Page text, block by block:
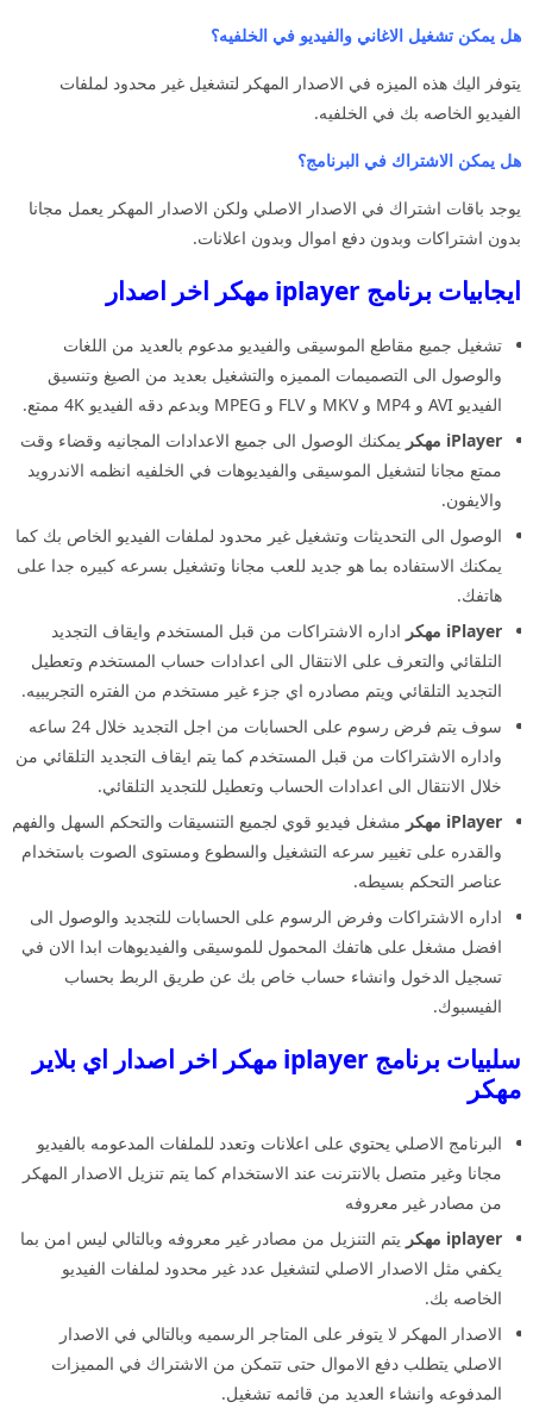
هل يمكن تشغيل الاغاني والفيديو في الخلفيه؟
يتوفر اليك هذه الميزه في الاصدار المهكر لتشغيل غير محدود لملفات
الفيديو الخاصه بك في الخلفيه.
هل يمكن الاشتراك في البرنامج؟
يوجد باقات اشتراك في الاصدار الاصلي ولكن الاصدار المهكر يعمل مجانا
بدون اشتراكات وبدون دفع اموال وبدون اعلانات.
ايجابيات برنامج iplayer مهكر اخر اصدار
تشغيل جميع مقاطع الموسيقى والفيديو مدعوم بالعديد من اللغات
والوصول الى التصميمات المميزه والتشغيل بعديد من الصيغ وتنسيق
الفيديو AVI و MP4 و MKV و FLV و MPEG وبدعم دقه الفيديو 4K ممتع.
iPlayer مهكر
يمكنك الوصول الى جميع الاعدادات المجانيه وقضاء وقت
ممتع مجانا لتشغيل الموسيقى والفيديوهات في الخلفيه انظمه الاندرويد
والايفون.
الوصول الى التحديثات وتشغيل غير محدود لملفات الفيديو الخاص بك كما
يمكنك الاستفاده بما هو جديد للعب مجانا وتشغيل بسرعه كبيره جدا على
هاتفك.
iPlayer مهكر
اداره الاشتراكات من قبل المستخدم وايقاف التجديد
التلقائي والتعرف على الانتقال الى اعدادات حساب المستخدم وتعطيل
التجديد التلقائي ويتم مصادره اي جزء غير مستخدم من الفتره التجريبيه.
سوف يتم فرض رسوم على الحسابات من اجل التجديد خلال 24 ساعه
واداره الاشتراكات من قبل المستخدم كما يتم ايقاف التجديد التلقائي من
خلال الانتقال الى اعدادات الحساب وتعطيل للتجديد التلقائي.
iPlayer مهكر
مشغل فيديو قوي لجميع التنسيقات والتحكم السهل والفهم
والقدره على تغيير سرعه التشغيل والسطوع ومستوى الصوت باستخدام
عناصر التحكم بسيطه.
اداره الاشتراكات وفرض الرسوم على الحسابات للتجديد والوصول الى
افضل مشغل على هاتفك المحمول للموسيقى والفيديوهات ابدا الان في
تسجيل الدخول وانشاء حساب خاص بك عن طريق الربط بحساب
الفيسبوك.
سلبيات برنامج iplayer مهكر اخر اصدار اي بلاير
مهكر
البرنامج الاصلي يحتوي على اعلانات وتعدد للملفات المدعومه بالفيديو
مجانا وغير متصل بالانترنت عند الاستخدام كما يتم تنزيل الاصدار المهكر
من مصادر غير معروفه
iplayer مهكر
يتم التنزيل من مصادر غير معروفه وبالتالي ليس امن بما
يكفي مثل الاصدار الاصلي لتشغيل عدد غير محدود لملفات الفيديو
الخاصه بك.
الاصدار المهكر لا يتوفر على المتاجر الرسميه وبالتالي في الاصدار
الاصلي يتطلب دفع الاموال حتى تتمكن من الاشتراك في المميزات
المدفوعه وانشاء العديد من قائمه تشغيل.